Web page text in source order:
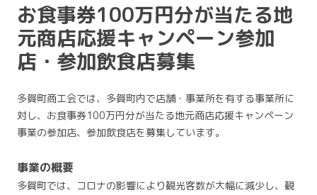
お食事券100万円分が当たる地
元商店応援キャンペーン参加
店・参加飲食店募集
多賀町商工会では、多賀町内で店舗・事業所を有する事業所に
対し、お食事券100万円分が当たる地元商店応援キャンペーン
事業の参加店、参加飲食店を募集しています。
事業の概要
多賀町では、コロナの影響により観光客数が大幅に減少し、観